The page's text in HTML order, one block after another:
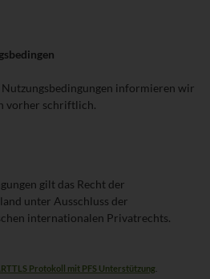
informieren wir
vorher schriftlich.
gilt das Recht der
unter Ausschluss der
internationalen Privatrechts.
Protokoll mit PFS Unterstützung